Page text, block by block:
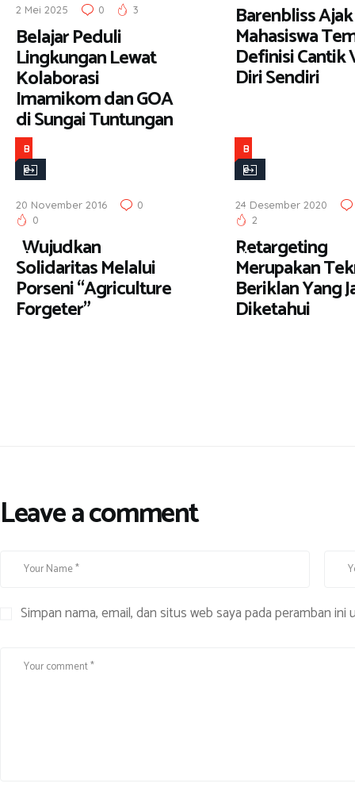
2 Mei 2025 0 3
Belajar Peduli
Lingkungan Lewat
Kolaborasi
Imamikom dan GOA
di Sungai Tuntungan
Barenbliss Ajak
Mahasiswa
Definisi Cantik
Diri Sendiri
B
e
i
a
20 November 2016
0
0
Wujudkan
Solidaritas Melalui
Porseni “Agriculture
Forgeter”
B
e
i
a
24 Desember 2020
2
Retargeting
Merupakan
Beriklan Yang
Diketahui
Leave a comment
Simpan nama, email, dan situs web saya pada peramban